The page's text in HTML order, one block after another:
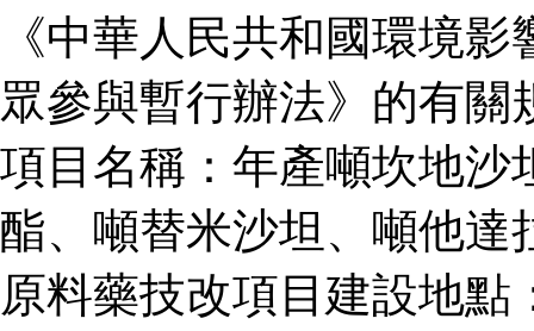
《中華人民共和國環境
眾參與暫行辦法》的有
項目名稱：年產噸坎地沙
酯、噸替米沙坦、噸他達
原料藥技改項目建設地